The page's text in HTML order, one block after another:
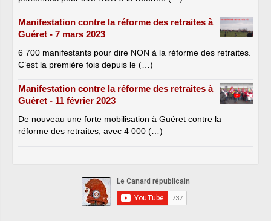
Manifestation contre la réforme des retraites à
Guéret - 7 mars 2023
6 700 manifestants pour dire NON à la réforme des retraites.
C’est la première fois depuis le (…)
Manifestation contre la réforme des retraites à
Guéret - 11 février 2023
De nouveau une forte mobilisation à Guéret contre la
réforme des retraites, avec 4 000 (…)